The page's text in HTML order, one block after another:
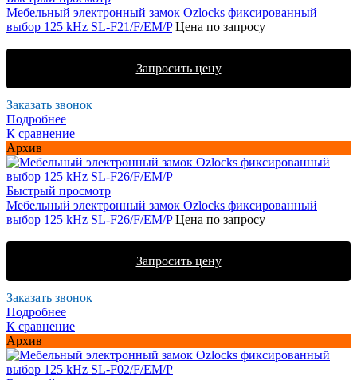
Мебельный электронный замок Ozlocks фиксированный
выбор 125 kHz SL-F21/F/EM/P Цена по запросу
Запросить цену
Заказать звонок
Подробнее
К сравнение
Архив
Быстрый просмотр
Мебельный электронный замок Ozlocks фиксированный
выбор 125 kHz SL-F26/F/EM/P Цена по запросу
Запросить цену
Заказать звонок
Подробнее
К сравнение
Архив